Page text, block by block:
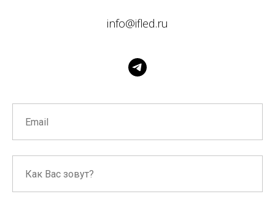
info@ifled.ru